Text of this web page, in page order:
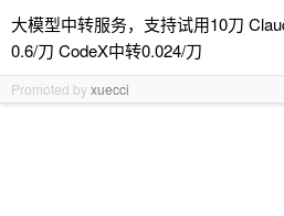
大模型中转服务，支持试用10刀
0.6/刀 CodeX中转0.024/刀
Promoted byxuecci